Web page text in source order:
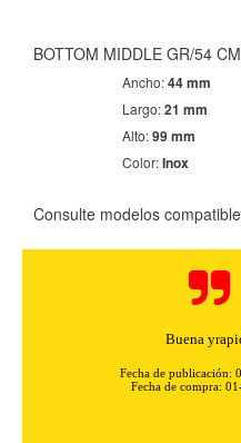
BOTTOM MIDDLE GR/54
Ancho:44 mm
Largo:21 mm
Alto:99 mm
Color:Inox
Consulte modelos
Fácil de comprar, con una
Fecha de publicación: